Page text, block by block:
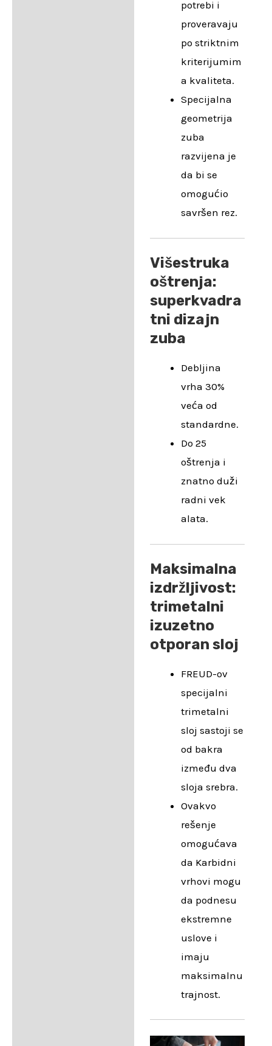
potrebi i
proveravaju
po striktnim
kriterijumim
a kvaliteta.
Specijalna
geometrija
zuba
razvijena je
da bi se
omogućio
savršen rez.
Višestruka
oštrenja:
superkvadra
tni dizajn
zuba
Debljina
vrha 30%
veća od
standardne.
Do 25
oštrenja i
znatno duži
radni vek
alata.
Maksimalna
izdržljivost:
trimetalni
izuzetno
otporan sloj
FREUD-ov
specijalni
trimetalni
sloj sastoji se
od bakra
između dva
sloja srebra.
Ovakvo
rešenje
omogućava
da Karbidni
vrhovi mogu
da podnesu
ekstremne
uslove i
imaju
maksimalnu
trajnost.